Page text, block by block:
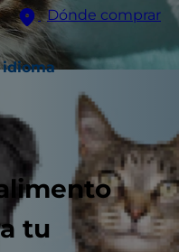
Dónde comprar
idioma
tu